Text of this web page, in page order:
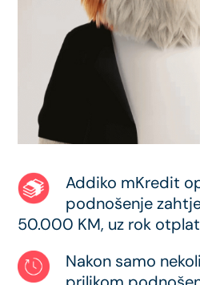
Addiko mKredit
podnošenje
50.000 KM, uz rok
Nakon samo